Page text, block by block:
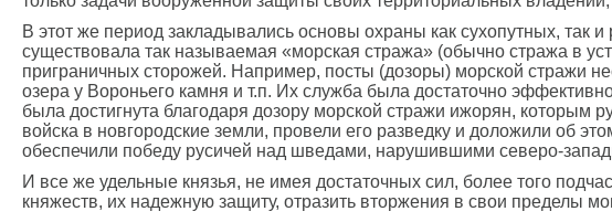
В этот же период закладывались основы охраны как сухопутных, так
существовала так называемая «морская стража» (обычно стража в
приграничных сторожей. Например, посты (дозоры) морской стражи
озера у Вороньего камня и т.п. Их служба была достаточно
была достигнута благодаря дозору морской стражи ижорян,
войска в новгородские земли, провели его разведку и доложили об
обеспечили победу русичей над шведами, нарушившими северо-
И все же удельные князья, не имея достаточных сил, более того
княжеств, их надежную защиту, отразить вторжения в свои пределы